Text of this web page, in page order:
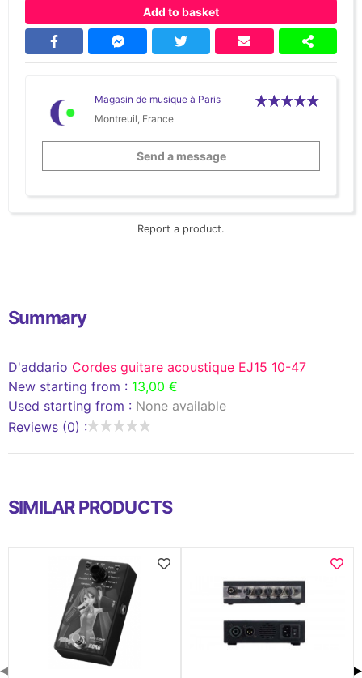
Add to basket
Magasin de musique à Paris
Montreuil, France
Send a message
Report a product.
Summary
D'addario Cordes guitare acoustique EJ15 10-47
New starting from : 13,00 €
Used starting from : None available
Reviews (0) :
SIMILAR PRODUCTS
◀ ▶